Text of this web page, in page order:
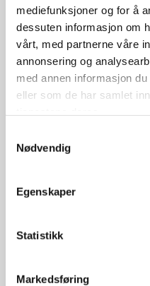
mediefunksjoner og for å
dessuten informasjon om
vårt, med partnerne våre
annonsering og
med annen informasjon
eller som de har samlet
Nødvendig
Egenskaper
Statistikk
Markedsføring
SHAD 15CM 27G DRT RO 2PCS
kr 139,00